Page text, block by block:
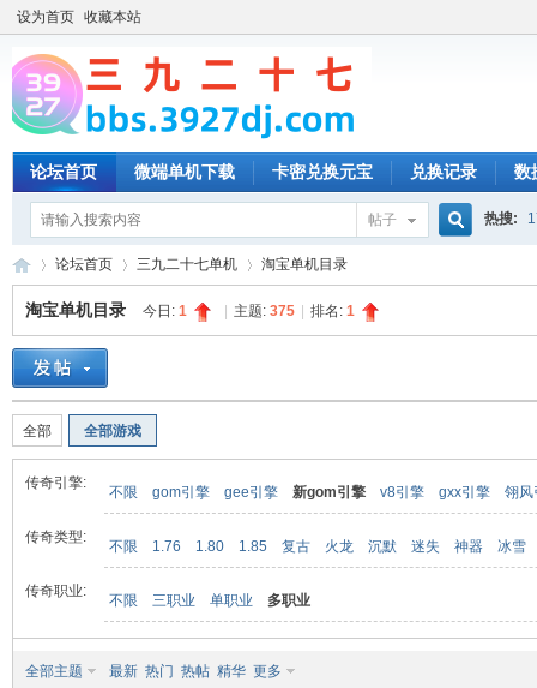
设为首页 收藏本站
论坛首页 微端单机下载 卡密兑换元宝 兑换记录 数
帖子 热搜:
»
论坛首页 三九二十七单机 淘宝单机目录
淘宝单机目录 今日: 1 主题: 375 排名: 1
全部 全部游戏
传奇引擎:
不限 gom引擎 gee引擎 新gom引擎 v8引擎 gxx引擎 翎风
传奇类型:
不限 1.76 1.80 1.85 复古 火龙 沉默 迷失 神器 冰雪
传奇职业:
不限 三职业 单职业 多职业
全部主题 最新 热门 热帖 精华 更多